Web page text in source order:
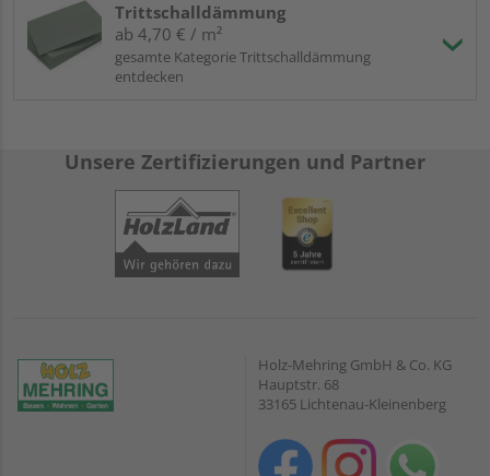
Trittschalldämmung
ab 4,70 € / m²
gesamte Kategorie Trittschalldämmung
entdecken
Unsere Zertifizierungen und Partner
Holz-Mehring GmbH & Co. KG
Hauptstr. 68
33165 Lichtenau-Kleinenberg